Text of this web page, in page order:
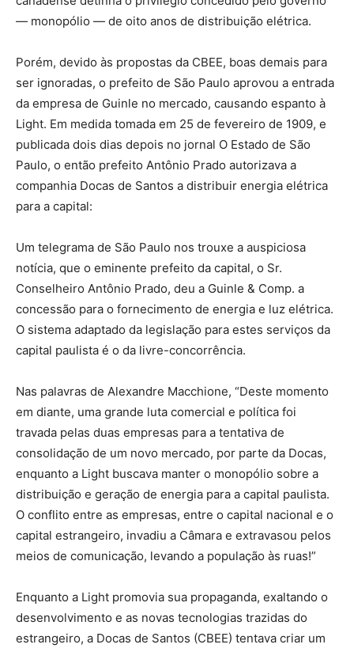
— monopólio — de oito anos de distribuição elétrica.
Porém, devido às propostas da CBEE, boas demais para
ser ignoradas, o prefeito de São Paulo aprovou a entrada
da empresa de Guinle no mercado, causando espanto à
Light. Em medida tomada em 25 de fevereiro de 1909, e
publicada dois dias depois no jornal O Estado de São
Paulo, o então prefeito Antônio Prado autorizava a
companhia Docas de Santos a distribuir energia elétrica
para a capital:
Um telegrama de São Paulo nos trouxe a auspiciosa
notícia, que o eminente prefeito da capital, o Sr.
Conselheiro Antônio Prado, deu a Guinle & Comp. a
concessão para o fornecimento de energia e luz elétrica.
O sistema adaptado da legislação para estes serviços da
capital paulista é o da livre-concorrência.
Nas palavras de Alexandre Macchione, “Deste momento
em diante, uma grande luta comercial e política foi
travada pelas duas empresas para a tentativa de
consolidação de um novo mercado, por parte da Docas,
enquanto a Light buscava manter o monopólio sobre a
distribuição e geração de energia para a capital paulista.
O conflito entre as empresas, entre o capital nacional e o
capital estrangeiro, invadiu a Câmara e extravasou pelos
meios de comunicação, levando a população às ruas!”
Enquanto a Light promovia sua propaganda, exaltando o
desenvolvimento e as novas tecnologias trazidas do
estrangeiro, a Docas de Santos (CBEE) tentava criar um